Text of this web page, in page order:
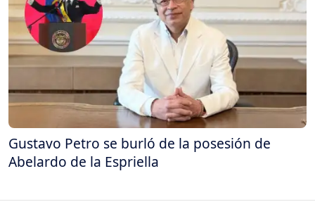
Gustavo Petro se burló de la posesión de
Abelardo de la Espriella